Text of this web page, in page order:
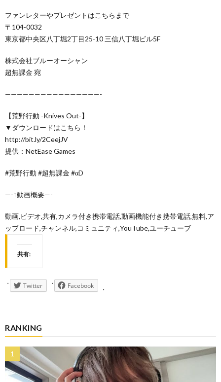
ファンレターやプレゼントはこちらまで
〒104-0032
東京都中央区八丁堀2丁目25-10 三信八丁堀ビル5F
株式会社ブルーオーシャン
超無課金 宛
————————————————-
【荒野行動 -Knives Out-】
▼ダウンロードはこちら！
http://bit.ly/2CeejJV
提供：NetEase Games
#荒野行動 #超無課金 #αD
—-↑動画概要—-
動画,ビデオ,共有,カメラ付き携帯電話,動画機能付き携帯電話,無料,ア
ップロード,チャンネル,コミュニティ,YouTube,ユーチューブ
共有:
Twitter Facebook
RANKING